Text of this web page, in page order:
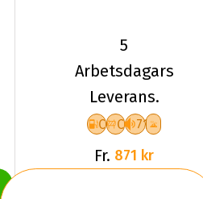
DELINTE
AW7 XL
5
Arbetsdagars
Leverans.
C C 71
Fr. 871 kr